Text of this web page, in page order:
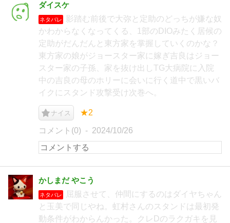
ダイスケ
ネタバレ
影踏む前後で大弥と定助のどっちが嫌な奴
かわからなくなってくる、1部のDIOみたく居候の
定助がだんだんと東方家を掌握していくのかな？
東方家の娘がジョースター家に嫁ぎ吉良はジョー
スター家の子孫、家を抜け出しTG大病院に入院
中の吉良の母のホリーに会いに行く道中で黒いバ
イクにスタンド攻撃受け次巻へ。
ナイス ★2
コメント(0) 2024/10/26
かしまだ やこう
ネタバレ
屈服させて、仲間にするのはダイヤちゃん
と玉美で同じやね。虹村さんのスタンドは最初発
動条件がわからんかった。クレDのラクガキを見